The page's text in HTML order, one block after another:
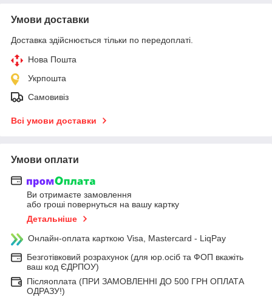
Умови доставки
Доставка здійснюється тільки по передоплаті.
Нова Пошта
Укрпошта
Самовивіз
Всі умови доставки
Умови оплати
Ви отримаєте замовлення
або гроші повернуться на вашу картку
Детальніше
Онлайн-оплата карткою Visa, Mastercard - LiqPay
Безготівковий розрахунок (для юр.осіб та ФОП вкажіть
ваш код ЄДРПОУ)
Післяоплата (ПРИ ЗАМОВЛЕННІ ДО 500 ГРН ОПЛАТА
ОДРАЗУ!)